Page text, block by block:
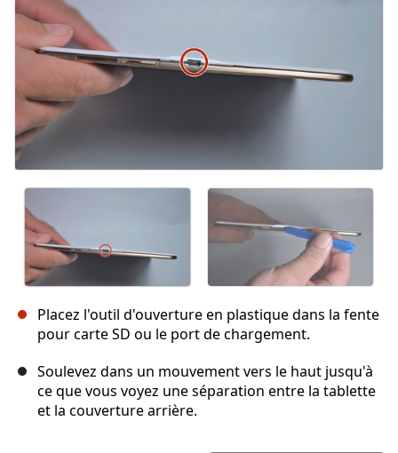
Placez l'outil d'ouverture en plastique dans la fente
pour carte SD ou le port de chargement.
Soulevez dans un mouvement vers le haut jusqu'à
ce que vous voyez une séparation entre la tablette
et la couverture arrière.